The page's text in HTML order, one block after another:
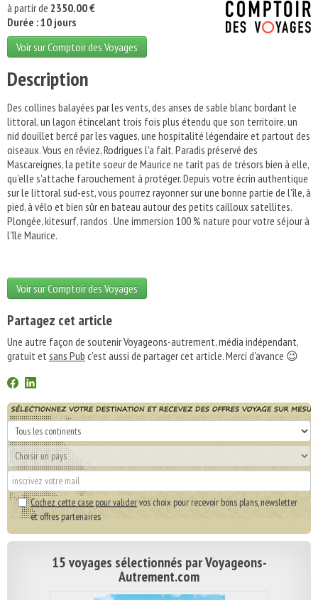
à partir de 2350.00 €
Durée : 10 jours
Voir sur Comptoir des Voyages
Description
Des collines balayées par les vents, des anses de sable blanc bordant le
littoral, un lagon étincelant trois fois plus étendu que son territoire, un
nid douillet bercé par les vagues, une hospitalité légendaire et partout des
oiseaux. Vous en rêviez, Rodrigues l'a fait. Paradis préservé des
Mascareignes, la petite soeur de Maurice ne tarit pas de trésors bien à elle,
qu'elle s'attache farouchement à protéger. Depuis votre écrin authentique
sur le littoral sud-est, vous pourrez rayonner sur une bonne partie de l'île, à
pied, à vélo et bien sûr en bateau autour des petits cailloux satellites.
Plongée, kitesurf, randos . Une immersion 100 % nature pour votre séjour à
l'île Maurice.
Voir sur Comptoir des Voyages
Partagez cet article
Une autre façon de soutenir Voyageons-autrement, média indépendant,
gratuit etsans Pub c'est aussi de partager cet article. Merci d'avance 😉
Cochez cette case pour validervos choix pour recevoir bons plans, newsletter
et offres partenaires
15 voyages sélectionnés par Voyageons-
Autrement.com